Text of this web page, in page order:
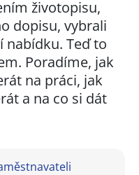
životopisu,
dopisu, vybrali
nabídku. Teď to
Poradíme, jak
na práci, jak
a na co si dát